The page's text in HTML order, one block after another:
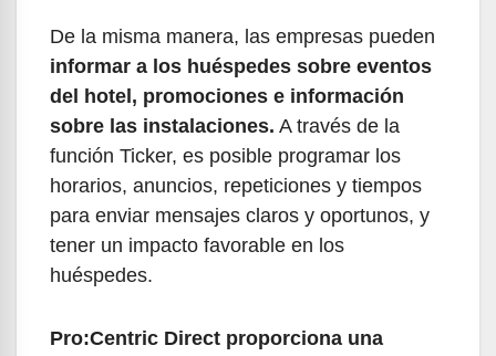
De la misma manera, las empresas pueden
informar a los huéspedes sobre eventos
del hotel, promociones e información
sobre las instalaciones. A través de la
función Ticker, es posible programar los
horarios, anuncios, repeticiones y tiempos
para enviar mensajes claros y oportunos, y
tener un impacto favorable en los
huéspedes.
Pro:Centric Direct proporciona una